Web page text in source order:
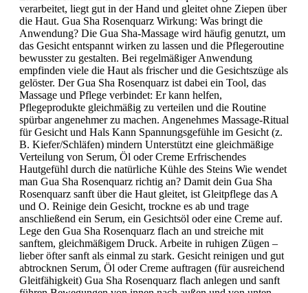
verarbeitet, liegt gut in der Hand und gleitet ohne Ziepen über
die Haut. Gua Sha Rosenquarz Wirkung: Was bringt die
Anwendung? Die Gua Sha-Massage wird häufig genutzt, um
das Gesicht entspannt wirken zu lassen und die Pflegeroutine
bewusster zu gestalten. Bei regelmäßiger Anwendung
empfinden viele die Haut als frischer und die Gesichtszüge als
gelöster. Der Gua Sha Rosenquarz ist dabei ein Tool, das
Massage und Pflege verbindet: Er kann helfen,
Pflegeprodukte gleichmäßig zu verteilen und die Routine
spürbar angenehmer zu machen. Angenehmes Massage-Ritual
für Gesicht und Hals Kann Spannungsgefühle im Gesicht (z.
B. Kiefer/Schläfen) mindern Unterstützt eine gleichmäßige
Verteilung von Serum, Öl oder Creme Erfrischendes
Hautgefühl durch die natürliche Kühle des Steins Wie wendet
man Gua Sha Rosenquarz richtig an? Damit dein Gua Sha
Rosenquarz sanft über die Haut gleitet, ist Gleitpflege das A
und O. Reinige dein Gesicht, trockne es ab und trage
anschließend ein Serum, ein Gesichtsöl oder eine Creme auf.
Lege den Gua Sha Rosenquarz flach an und streiche mit
sanftem, gleichmäßigem Druck. Arbeite in ruhigen Zügen –
lieber öfter sanft als einmal zu stark. Gesicht reinigen und gut
abtrocknen Serum, Öl oder Creme auftragen (für ausreichend
Gleitfähigkeit) Gua Sha Rosenquarz flach anlegen und sanft